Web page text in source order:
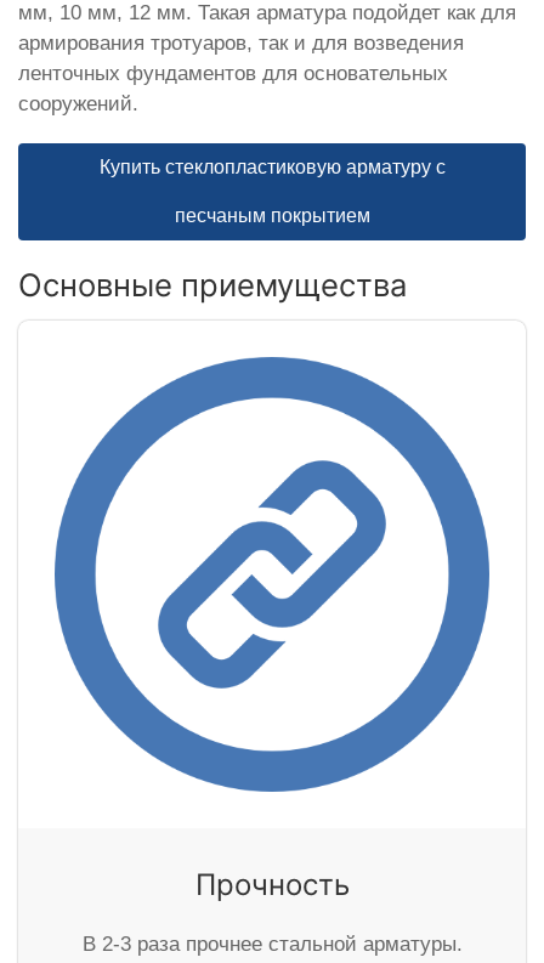
мм, 10 мм, 12 мм. Такая арматура подойдет как для
армирования тротуаров, так и для возведения
ленточных фундаментов для основательных
сооружений.
Купить стеклопластиковую арматуру с
песчаным покрытием
Основные приемущества
Прочность
В 2-3 раза прочнее стальной арматуры.